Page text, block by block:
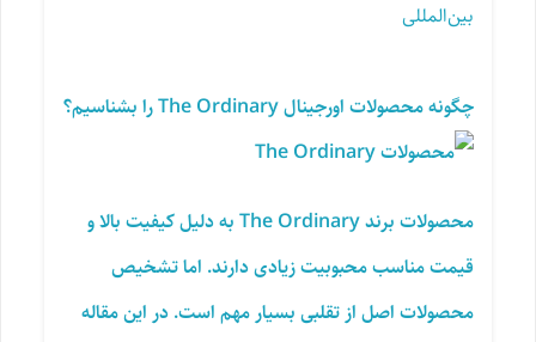
بین‌المللی
چگونه محصولات اورجینال The Ordinary را بشناسیم؟
محصولات برند The Ordinary به دلیل کیفیت بالا و
قیمت مناسب محبوبیت زیادی دارند. اما تشخیص
محصولات اصل از تقلبی بسیار مهم است. در این مقاله